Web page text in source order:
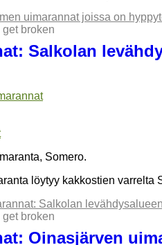
uimarannat joissa on
broken
Salkolan
löytyy kakkostien
Salkolan
broken
Oinasjärven